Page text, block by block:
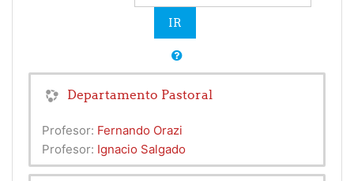
Departamento Pastoral
Profesor: Fernando Orazi
Profesor: Ignacio Salgado